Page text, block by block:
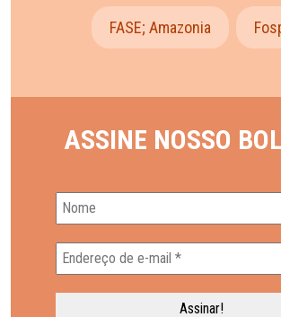
FASE; Amazonia
ASSINE NOSSO